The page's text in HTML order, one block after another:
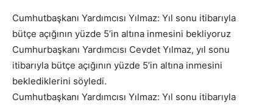
Cumhutbaşkanı Yardımcısı Yılmaz: Yıl sonu itibarıyla
bütçe açığının yüzde 5’in altına inmesini bekliyoruz
Cumhurbaşkanı Yardımcısı Cevdet Yılmaz, yıl sonu
itibarıyla bütçe açığının yüzde 5’in altına inmesini
beklediklerini söyledi.
Cumhutbaşkanı Yardımcısı Yılmaz: Yıl sonu itibarıyla